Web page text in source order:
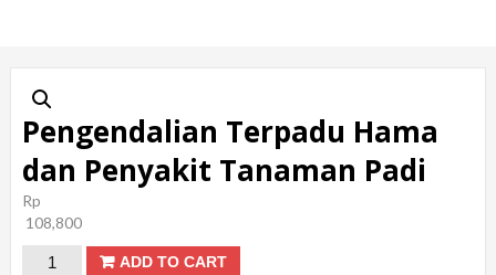
Pengendalian Terpadu Hama
dan Penyakit Tanaman Padi
Rp
108,800
PengendalianADD TO CART